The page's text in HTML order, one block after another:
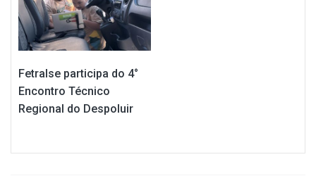
Fetralse participa do 4°
Encontro Técnico
Regional do Despoluir